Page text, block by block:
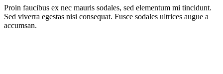
Proin faucibus ex nec mauris sodales, sed elementum mi tincidunt.
Sed viverra egestas nisi consequat. Fusce sodales ultrices augue a
accumsan.